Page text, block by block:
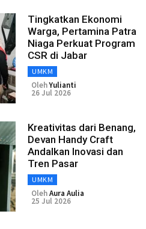
Tingkatkan Ekonomi
Warga, Pertamina Patra
Niaga Perkuat Program
CSR di Jabar
UMKM
OlehYulianti
26 Jul 2026
Kreativitas dari Benang,
Devan Handy Craft
Andalkan Inovasi dan
Tren Pasar
UMKM
OlehAura Aulia
25 Jul 2026